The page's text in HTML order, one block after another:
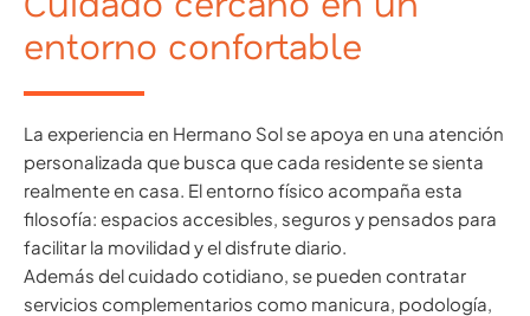
entorno confortable
La experiencia en Hermano Sol se apoya en una atención
personalizada que busca que cada residente se sienta
realmente en casa. El entorno físico acompaña esta
filosofía: espacios accesibles, seguros y pensados para
facilitar la movilidad y el disfrute diario.
Además del cuidado cotidiano, se pueden contratar
servicios complementarios como manicura, podología,